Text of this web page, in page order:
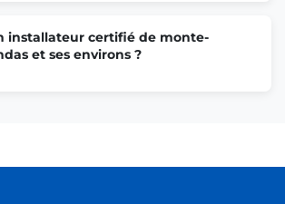
installateur certifié de monte-
et ses environs ?